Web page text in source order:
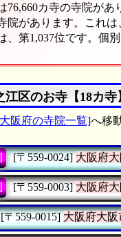
76,660カ寺の寺院が
院があります。これ
、第1,037位です。個
江区のお寺【18カ寺
阪府の寺院一覧]へ移
[〒559-0024] 大阪府
[〒559-0003] 大阪府
[〒559-0015] 大阪府大